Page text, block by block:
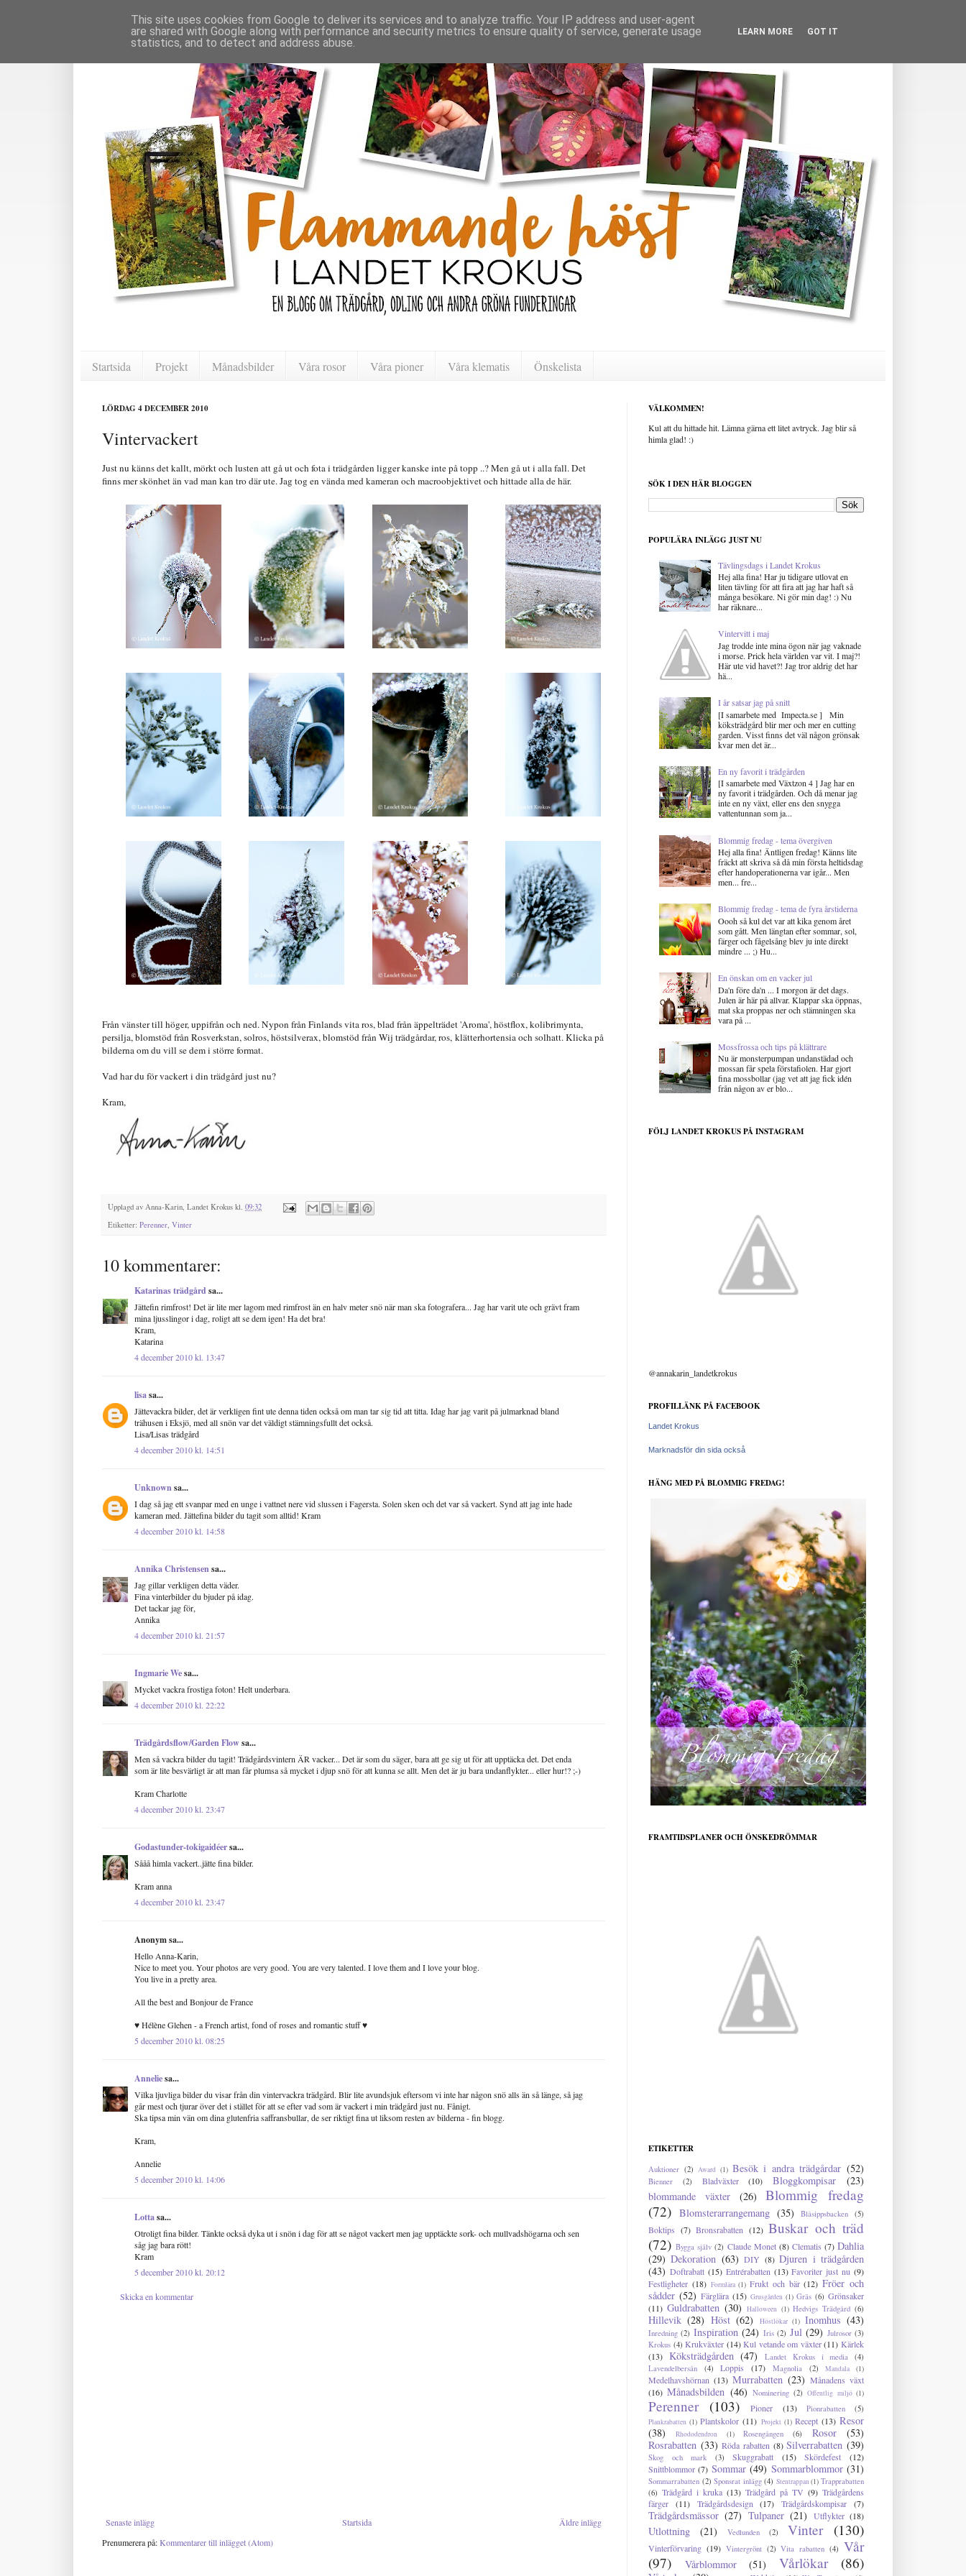
Startsida Projekt Månadsbilder Våra rosor Våra pioner Våra klematis Önskelista
LÖRDAG 4 DECEMBER 2010
Vintervackert
Just nu känns det kallt, mörkt och lusten att gå ut och fota i trädgården ligger kanske inte på topp ..? Men gå ut i alla fall. Det
finns mer skönhet än vad man kan tro där ute. Jag tog en vända med kameran och macroobjektivet och hittade alla de här.
Från vänster till höger, uppifrån och ned. Nypon från Finlands vita ros, blad från äppelträdet 'Aroma', höstflox, kolibrimynta,
persilja, blomstöd från Rosverkstan, solros, höstsilverax, blomstöd från Wij trädgårdar, ros, klätterhortensia och solhatt. Klicka på
bilderna om du vill se dem i större format.
Vad har du för vackert i din trädgård just nu?
Kram,
Upplagd av Anna-Karin, Landet Krokus kl. 09:32
Etiketter: Perenner, Vinter
10 kommentarer:
Katarinas trädgård sa...
Jättefin rimfrost! Det är lite mer lagom med rimfrost än en halv meter snö när man ska fotografera... Jag har varit ute och grävt fram
mina ljusslingor i dag, roligt att se dem igen! Ha det bra!
Kram,
Katarina
4 december 2010 kl. 13:47
lisasa...
Jättevackra bilder, det är verkligen fint ute denna tiden också om man tar sig tid att titta. Idag har jag varit på julmarknad bland
trähusen i Eksjö, med all snön var det väldigt stämningsfullt det också.
Lisa/Lisas trädgård
4 december 2010 kl. 14:51
Unknownsa...
I dag så jag ett svanpar med en unge i vattnet nere vid slussen i Fagersta. Solen sken och det var så vackert. Synd att jag inte hade
kameran med. Jättefina bilder du tagit som alltid! Kram
4 december 2010 kl. 14:58
Annika Christensensa...
Jag gillar verkligen detta väder.
Fina vinterbilder du bjuder på idag.
Det tackar jag för,
Annika
4 december 2010 kl. 21:57
Ingmarie Wesa...
Mycket vackra frostiga foton! Helt underbara.
4 december 2010 kl. 22:22
Trädgårdsflow/Garden Flowsa...
Men så vackra bilder du tagit! Trädgårdsvintern ÄR vacker... Det är som du säger, bara att ge sig ut för att upptäcka det. Det enda
som är lite besvärligt är att man får plumsa så mycket i djup snö för att kunna se allt. Men det är ju bara undanflykter... eller hur!? ;-)
Kram Charlotte
4 december 2010 kl. 23:47
Godastunder-tokigaidéersa...
Sååå himla vackert..jätte fina bilder.
Kram anna
4 december 2010 kl. 23:47
Anonym sa...
Hello Anna-Karin,
Nice to meet you. Your photos are very good. You are very talented. I love them and I love your blog.
You live in a pretty area.
All the best and Bonjour de France
♥ Hélène Glehen - a French artist, fond of roses and romantic stuff ♥
5 december 2010 kl. 08:25
Anneliesa...
Vilka ljuvliga bilder du visar från din vintervackra trädgård. Blir lite avundsjuk eftersom vi inte har någon snö alls än så länge, så jag
går mest och tjurar över det i stället för att se efter vad som är vackert i min trädgård just nu. Fånigt.
Ska tipsa min vän om dina glutenfria saffransbullar, de ser riktigt fina ut liksom resten av bilderna - fin blogg.
Kram,
Annelie
5 december 2010 kl. 14:06
Lottasa...
Otroligt fina bilder. Tänkte också dyka ut i snön i dag för att se något vackert men jag upptäckte sork- och mullvadshögarna och sen
såg jag bara rött!
Kram
5 december 2010 kl. 20:12
Skicka en kommentar
Senaste inlägg Äldre inlägg
Startsida
Prenumerera på:Kommentarer till inlägget (Atom)
VÄLKOMMEN!
Kul att du hittade hit. Lämna gärna ett litet avtryck. Jag blir så
himla glad! :)
SÖK I DEN HÄR BLOGGEN
POPULÄRA INLÄGG JUST NU
Tävlingsdags i Landet Krokus
Hej alla fina! Har ju tidigare utlovat en
liten tävling för att fira att jag har haft så
många besökare. Ni gör min dag! :) Nu
har räknare...
Vintervitt i maj
Jag trodde inte mina ögon när jag vaknade
i morse. Prick hela världen var vit. I maj?!
Här ute vid havet?! Jag tror aldrig det har
hä...
I år satsar jag på snitt
[I samarbete med Impecta.se ] Min
köksträdgård blir mer och mer en cutting
garden. Visst finns det väl någon grönsak
kvar men det är...
En ny favorit i trädgården
[I samarbete med Växtzon 4 ] Jag har en
ny favorit i trädgården. Och då menar jag
inte en ny växt, eller ens den snygga
vattentunnan som ja...
Blommig fredag - tema övergiven
Hej alla fina! Äntligen fredag! Känns lite
fräckt att skriva så då min första heltidsdag
efter handoperationerna var igår... Men
men... fre...
Blommig fredag - tema de fyra årstiderna
Oooh så kul det var att kika genom året
som gått. Men längtan efter sommar, sol,
färger och fågelsång blev ju inte direkt
mindre ... ;) Hu...
En önskan om en vacker jul
Da'n före da'n ... I morgon är det dags.
Julen är här på allvar. Klappar ska öppnas,
mat ska proppas ner och stämningen ska
vara på ...
Mossfrossa och tips på klättrare
Nu är monsterpumpan undanstädad och
mossan får spela förstafiolen. Har gjort
fina mossbollar (jag vet att jag fick idén
från någon av er blo...
FÖLJ LANDET KROKUS PÅ INSTAGRAM
@annakarin_landetkrokus
PROFILLÄNK PÅ FACEBOOK
Landet Krokus
Marknadsför din sida också
HÄNG MED PÅ BLOMMIG FREDAG!
FRAMTIDSPLANER OCH ÖNSKEDRÖMMAR
ETIKETTER
Auktioner (2) Award (1) Besök i andra trädgårdar (52)
Bienner (2) Bladväxter (10) Bloggkompisar
(23)
blommande växter
(26)
Blommig fredag
(72) Blomsterarrangemang (35) Blåsippsbacken (5)
Boktips (7) Bronsrabatten (12) Buskar och träd
(72) Bygga själv (2) Claude Monet (8) Clematis (7) Dahlia
(29) Dekoration (63) DIY (8) Djuren i trädgården
(43) Doftrabatt (15) Entrérabatten (13) Favoriter just nu (9)
Festligheter (18) Formlära (1) Frukt och bär (12) Fröer och
sådder (52) Färglära (15) Grusgården (1) Gräs (6) Grönsaker
(11) Guldrabatten (30) Halloween (1) Hedvigs Trädgård (6)
Hillevik (28) Höst (62) Höstlökar (1) Inomhus (43)
Inredning (2) Inspiration (24) Iris (2) Jul (29) Julrosor (3)
Krokus (4) Krukväxter (14) Kul vetande om växter (11) Kärlek
(13) Köksträdgården (47) Landet Krokus i media
(4)
Lavendelbersån
(4) Loppis (17) Magnolia (2) Mandala (1)
Medelhavshörnan (13) Murrabatten (23) Månadens växt
(16) Månadsbilden (46) Nominering (2) Offentlig miljö (1)
Perenner (103) Pioner (13) Pionrabatten (5)
Plankrabatten (1) Plantskolor (11) Projekt (1) Recept (13) Resor
(38)
Rhododendron (1) Rosengången (6) Rosor
(53)
Rosrabatten (33) Röda rabatten (8) Silverrabatten (39)
Skog och mark (3) Skuggrabatt (15) Skördefest
(12)
Snittblommor (7) Sommar (49) Sommarblommor (31)
Sommarrabatten (2) Sponsrat inlägg (4) Stentrappan(1) Trapprabatten
(6) Trädgård i kruka (13) Trädgård på TV (9) Trädgårdens
färger
(11) Trädgårdsdesign (17) Trädgårdskompisar (7)
Trädgårdsmässor (27) Tulpaner (21) Utflykter (18)
Utlottning (21) Vedlunden (2) Vinter (130)
Vinterförvaring (19) Vintergrönt (2) Vita rabatten (4) Vår
(97)
Vårblommor (51) Vårlökar (86)
This site uses cookies from Google to deliver its services and to analyze traffic. Your IP address and user-agent
are shared with Google along with performance and security metrics to ensure quality of service, generate usage
statistics, and to detect and address abuse.
LEARN MORE GOT IT